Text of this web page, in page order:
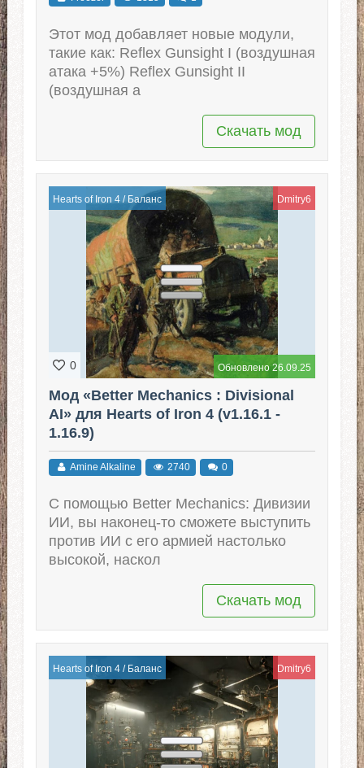
Этот мод добавляет новые модули,
такие как: Reflex Gunsight I (воздушная
атака +5%) Reflex Gunsight II
(воздушная а
Скачать мод
Hearts of Iron 4/ Баланс Dmitry6
Обновлено 26.09.25
0
Мод «Better Mechanics : Divisional
AI» для Hearts of Iron 4 (v1.16.1 -
1.16.9)
Amine Alkaline 2740 0
С помощью Better Mechanics: Дивизии
ИИ, вы наконец-то сможете выступить
против ИИ с его армией настолько
высокой, наскол
Скачать мод
Hearts of Iron 4/ Баланс Dmitry6